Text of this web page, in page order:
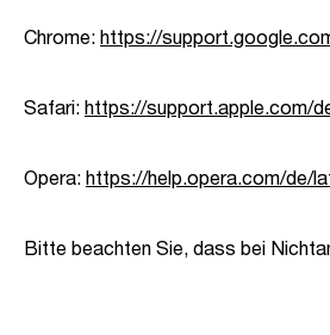
Chrome: https://
Safari: https://support.apple.com/
Opera: https://help.opera.com/de/
Bitte beachten Sie, dass bei